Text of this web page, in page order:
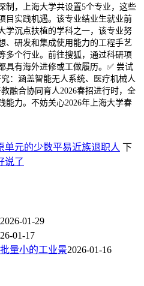
制，上海大学共设置5个专业，这些
目实践机遇。该专业结业生就业前
学沉点扶植的学科之一，该专业努
、研发和集成使用能力的工程手艺
多个行业。前往搜狐，通过科研项
具有海外进修或工做履历。✅ 尝试
：涵盖智能无人系统、医疗机械人
融合协同育人2026春招进行时，全
能力。不妨关心2026年上海大学春
单元的少数平易近族退职人 下
说了
2026-01-29
01-17
量小的工业景2026-01-16